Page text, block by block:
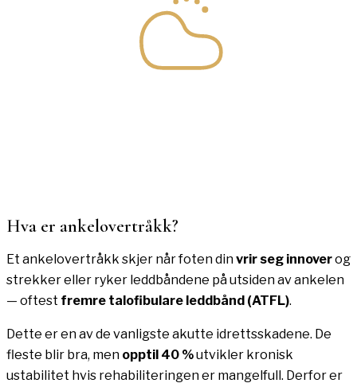
Hva er ankelovertråkk?
Et ankelovertråkk skjer når foten dinvrir seg innoverog
strekker eller ryker leddbåndene på utsiden av ankelen
— oftest fremre talofibulare leddbånd (ATFL).
Dette er en av de vanligste akutte idrettsskadene. De
fleste blir bra, men opptil 40 %utvikler kronisk
ustabilitet hvis rehabiliteringen er mangelfull. Derfor er